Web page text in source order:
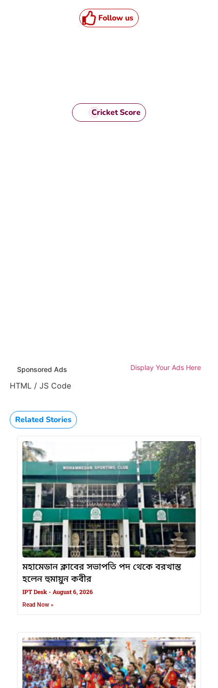
Follow us
Cricket Score
Sponsored Ads Display Your Ads Here
HTML / JS Code
Related Stories
মহামেডান ক্লাবের সভাপতি পদ থেকে বরখাস্ত
হলেন হুমায়ুন কবীর
IPT Desk August 6, 2026
Read Now »